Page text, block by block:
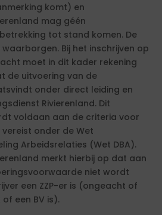
komt) en
mag géén
tot stand komen. De
Bij het inschrijven op
moet in dit kader rekening
de uitvoering van de
onder direct leiding en
Rivierenland. Dit
voldaan aan de criteria voor
onder de Wet
Arbeidsrelaties (Wet DBA).
merkt hierbij op dat aan
niet wordt
een ZZP-er is (ongeacht of
een BV is).